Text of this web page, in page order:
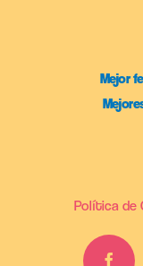
Mejor
Política de